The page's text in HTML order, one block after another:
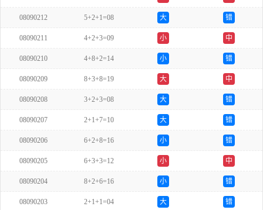
08090212 5+2+1=08 大 错
08090211 4+2+3=09 小 中
08090210 4+8+2=14 小 错
08090209 8+3+8=19 大 中
08090208 3+2+3=08 大 错
08090207 2+1+7=10 大 错
08090206 6+2+8=16 小 错
08090205 6+3+3=12 小 中
08090204 8+2+6=16 小 错
08090203 2+1+1=04 大 错